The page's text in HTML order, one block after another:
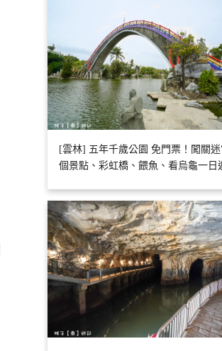
[雲林] 五年千歲公園 免門票！闖關迷
個景點、彩虹橋、餵魚、看烏龜一日